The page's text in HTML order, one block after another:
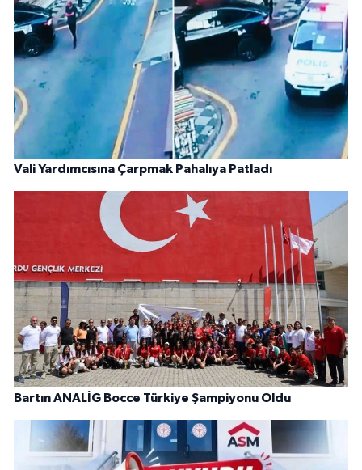
Vali Yardımcısına Çarpmak Pahalıya Patladı
Bartın ANALİG Bocce Türkiye Şampiyonu Oldu